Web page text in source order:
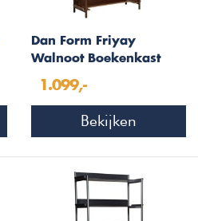
Dan Form Friyay
Walnoot Boekenkast
1.099,-
Bekijken